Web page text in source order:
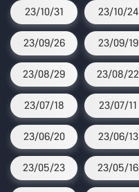
23/10/31 23/10/24
23/09/26 23/09/19
23/08/29 23/08/22
23/07/18 23/07/11
23/06/20 23/06/13
23/05/23 23/05/16